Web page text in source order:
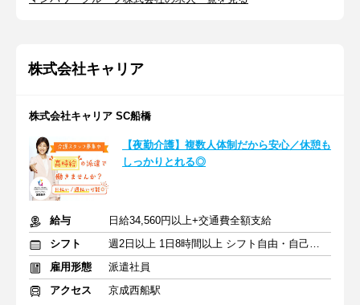
株式会社キャリア
株式会社キャリア SC船橋
【夜勤介護】複数人体制だから安心／休憩も
しっかりとれる◎
給与
日給34,560円以上+交通費全額支給
シフト
週2日以上 1日8時間以上 シフト自由・自己申告
雇用形態
派遣社員
アクセス
京成西船駅